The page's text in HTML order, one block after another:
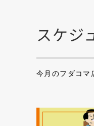
スケジ
今月のフダコマ